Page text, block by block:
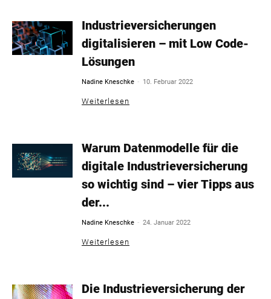
Industrieversicherungen
digitalisieren – mit Low Code-
Lösungen
Nadine Kneschke - 10. Februar 2022
Weiterlesen
Warum Datenmodelle für die
digitale Industrieversicherung
so wichtig sind – vier Tipps aus
der...
Nadine Kneschke - 24. Januar 2022
Weiterlesen
Die Industrieversicherung der